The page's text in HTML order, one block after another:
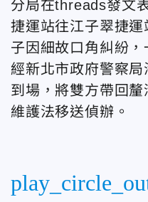
分局在threads發文
捷運站往江子翠捷
子因細故口角糾紛，
經新北市政府警察
到場，將雙方帶回
維護法移送偵辦。